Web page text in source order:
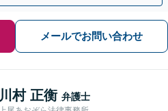
メールでお問い合わせ
川村 正衡 弁護士